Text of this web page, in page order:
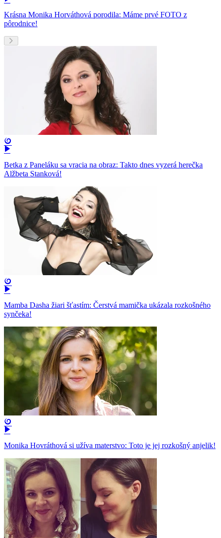
Krásna Monika Horváthová porodila: Máme prvé FOTO z
pôrodnice!
Betka z Paneláku sa vracia na obraz: Takto dnes vyzerá herečka
Alžbeta Stanková!
Mamba Dasha žiari šťastím: Čerstvá mamička ukázala rozkošného
synčeka!
Monika Hovráthová si užíva materstvo: Toto je jej rozkošný anjelik!